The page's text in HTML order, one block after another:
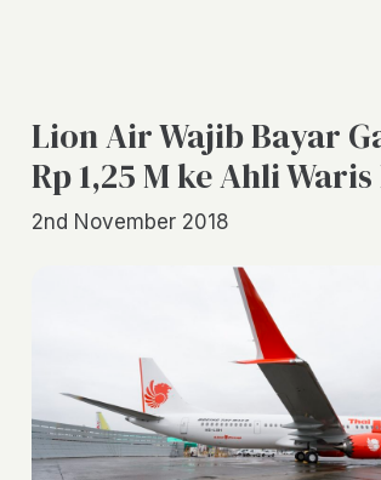
Lion Air Wajib Bayar
Rp 1,25 M ke Ahli
2nd November 2018